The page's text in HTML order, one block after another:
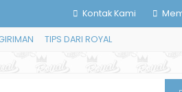
Kontak Kami
TIPS DARI ROYAL